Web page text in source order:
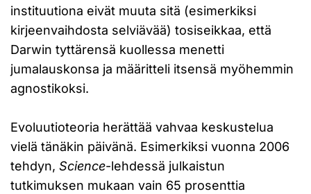
instituutiona eivät muuta sitä (esimerkiksi
kirjeenvaihdosta selviävää) tosiseikkaa, että
Darwin tyttärensä kuollessa menetti
jumalauskonsa ja määritteli itsensä myöhemmin
agnostikoksi.
Evoluutioteoria herättää vahvaa keskustelua
vielä tänäkin päivänä. Esimerkiksi vuonna 2006
tehdyn, Science-lehdessä julkaistun
tutkimuksen mukaan vain 65 prosenttia